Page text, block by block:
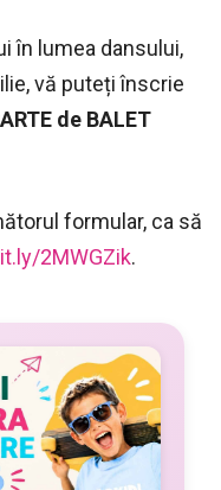
în lumea dansului,
vă puteți înscrie
de BALET
formular, ca să
2MWGZik.